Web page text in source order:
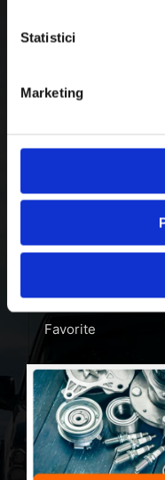
Statistici
Marketing
Link-uri
Contact
Contul meu
Favorite